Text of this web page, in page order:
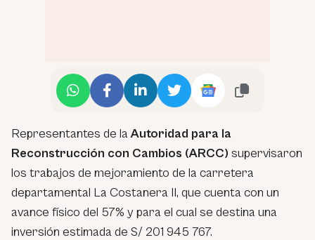
Representantes de laAutoridad para la
Reconstrucción con Cambios (ARCC) supervisaron
los trabajos de mejoramiento de la carretera
departamental La Costanera II, que cuenta con un
avance físico del 57% y para el cual se destina una
inversión estimada de S/ 201 945 767.